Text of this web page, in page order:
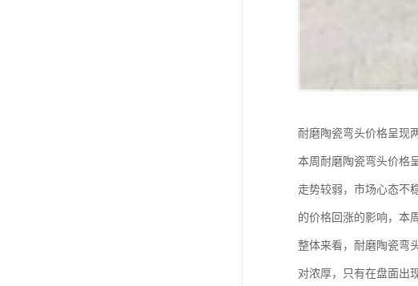
耐磨陶瓷弯头价格呈现
本周耐磨陶瓷弯头价格
走势较弱，市场心态不
的价格回涨的影响，本
整体来看，耐磨陶瓷弯
对浓厚，只有在盘面出